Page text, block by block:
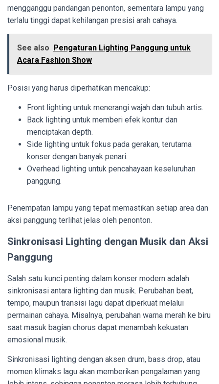
mengganggu pandangan penonton, sementara lampu yang
terlalu tinggi dapat kehilangan presisi arah cahaya.
See also Pengaturan Lighting Panggung untuk
Acara Fashion Show
Posisi yang harus diperhatikan mencakup:
Front lighting untuk menerangi wajah dan tubuh artis.
Back lighting untuk memberi efek kontur dan
menciptakan depth.
Side lighting untuk fokus pada gerakan, terutama
konser dengan banyak penari.
Overhead lighting untuk pencahayaan keseluruhan
panggung.
Penempatan lampu yang tepat memastikan setiap area dan
aksi panggung terlihat jelas oleh penonton.
Sinkronisasi Lighting dengan Musik dan Aksi
Panggung
Salah satu kunci penting dalam konser modern adalah
sinkronisasi antara lighting dan musik. Perubahan beat,
tempo, maupun transisi lagu dapat diperkuat melalui
permainan cahaya. Misalnya, perubahan warna merah ke biru
saat masuk bagian chorus dapat menambah kekuatan
emosional musik.
Sinkronisasi lighting dengan aksen drum, bass drop, atau
momen klimaks lagu akan memberikan pengalaman yang